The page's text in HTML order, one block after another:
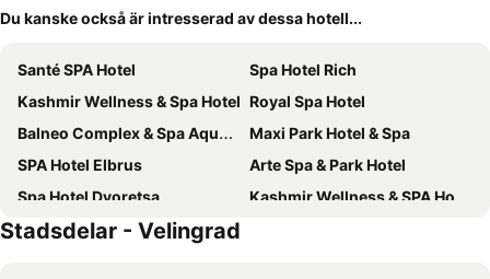
Du kanske också är intresserad av dessa hotell...
Santé SPA Hotel
Spa Hotel Rich
Kashmir Wellness & Spa Hotel Royal Spa Hotel
Balneo Complex & Spa Aquatonik
Maxi Park Hotel & Spa
SPA Hotel Elbrus
Arte Spa & Park Hotel
Spa Hotel Dvoretsa
Kashmir Wellness & SPA Hotel Adults Only
Grand Hotel Velingrad
Stadsdelar - Velingrad